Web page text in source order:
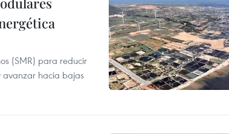
(SMR) para reducir
avanzar hacia bajas